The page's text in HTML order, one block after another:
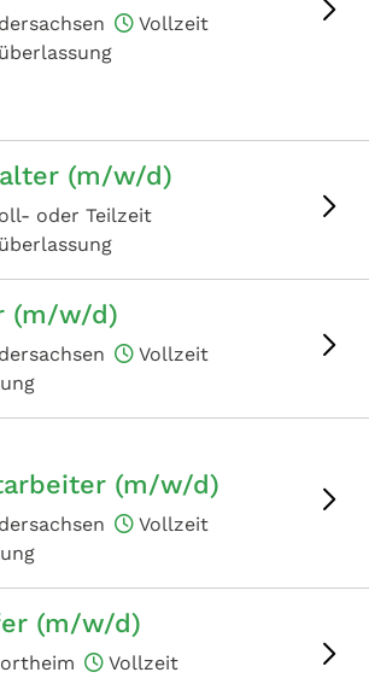
Vollzeit
(m/w/d)
oder Teilzeit
(m/w/d)
Vollzeit
(m/w/d)
Vollzeit
(m/w/d)
Vollzeit